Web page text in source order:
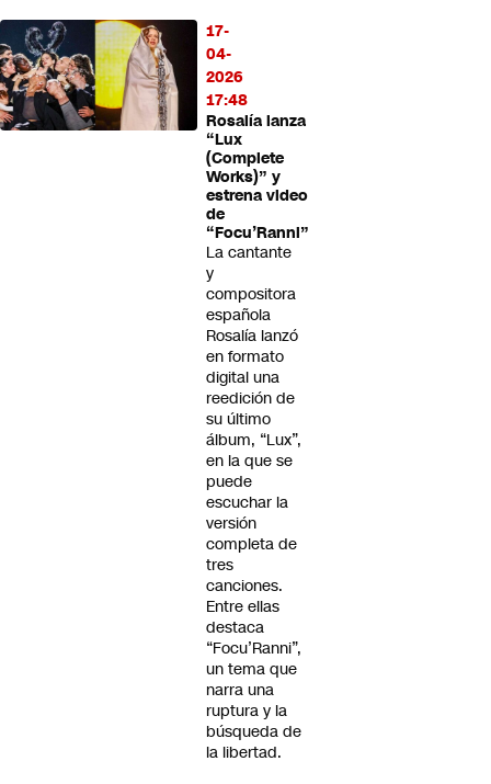
17-
04-
2026
17:48
Rosalía lanza
“Lux
(Complete
Works)” y
estrena video
de
“Focu’Ranni”
La cantante
y
compositora
española
Rosalía lanzó
en formato
digital una
reedición de
su último
álbum, “Lux”,
en la que se
puede
escuchar la
versión
completa de
tres
canciones.
Entre ellas
destaca
“Focu’Ranni”,
un tema que
narra una
ruptura y la
búsqueda de
la libertad.